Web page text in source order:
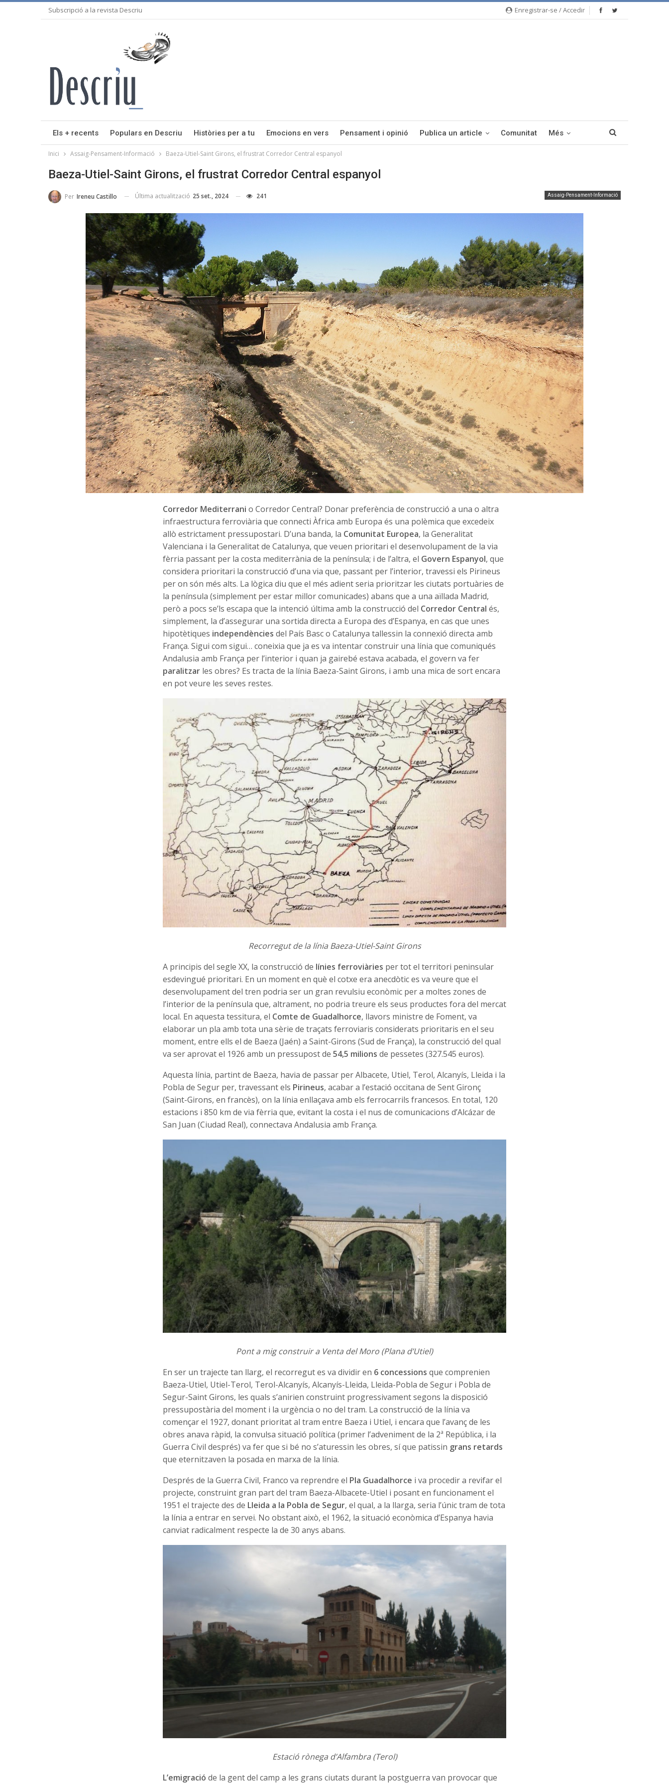
Enregistrar-se / Accedir
Subscripció a la revista Descriu
Els + recents Populars en Descriu Històries per a tu Emocions en vers Pensament i opinió Publica un article Comunitat Més
Inici Assaig-Pensament-Informació Baeza-Utiel-Saint Girons, el frustrat Corredor Central espanyol
Baeza-Utiel-Saint Girons, el frustrat Corredor Central espanyol
Assaig-Pensament-Informació
Per Ireneu Castillo Última actualització 25 set., 2024 241
Corredor Mediterrani o Corredor Central? Donar preferència de construcció a una o altra
infraestructura ferroviària que connecti Àfrica amb Europa és una polèmica que excedeix
allò estrictament pressupostari. D’una banda, la Comunitat Europea, la Generalitat
Valenciana i la Generalitat de Catalunya, que veuen prioritari el desenvolupament de la via
fèrria passant per la costa mediterrània de la península; i de l’altra, el Govern Espanyol, que
considera prioritari la construcció d’una via que, passant per l’interior, travessi els Pirineus
per on són més alts. La lògica diu que el més adient seria prioritzar les ciutats portuàries de
la península (simplement per estar millor comunicades) abans que a una aïllada Madrid,
però a pocs se’ls escapa que la intenció última amb la construcció del Corredor Central és,
simplement, la d’assegurar una sortida directa a Europa des d’Espanya, en cas que unes
hipotètiques independències del País Basc o Catalunya tallessin la connexió directa amb
França. Sigui com sigui… coneixia que ja es va intentar construir una línia que comuniqués
Andalusia amb França per l’interior i quan ja gairebé estava acabada, el govern va fer
paralitzar les obres? Es tracta de la línia Baeza-Saint Girons, i amb una mica de sort encara
en pot veure les seves restes.
Recorregut de la línia Baeza-Utiel-Saint Girons
A principis del segle XX, la construcció de línies ferroviàries per tot el territori peninsular
esdevingué prioritari. En un moment en què el cotxe era anecdòtic es va veure que el
desenvolupament del tren podria ser un gran revulsiu econòmic per a moltes zones de
l’interior de la península que, altrament, no podria treure els seus productes fora del mercat
local. En aquesta tessitura, el Comte de Guadalhorce, llavors ministre de Foment, va
elaborar un pla amb tota una sèrie de traçats ferroviaris considerats prioritaris en el seu
moment, entre ells el de Baeza (Jaén) a Saint-Girons (Sud de França), la construcció del qual
va ser aprovat el 1926 amb un pressupost de 54,5 milions de pessetes (327.545 euros).
Aquesta línia, partint de Baeza, havia de passar per Albacete, Utiel, Terol, Alcanyís, Lleida i la
Pobla de Segur per, travessant els Pirineus, acabar a l’estació occitana de Sent Gironç
(Saint-Girons, en francès), on la línia enllaçava amb els ferrocarrils francesos. En total, 120
estacions i 850 km de via fèrria que, evitant la costa i el nus de comunicacions d’Alcázar de
San Juan (Ciudad Real), connectava Andalusia amb França.
Pont a mig construir a Venta del Moro (Plana d’Utiel)
En ser un trajecte tan llarg, el recorregut es va dividir en 6 concessions que comprenien
Baeza-Utiel, Utiel-Terol, Terol-Alcanyís, Alcanyís-Lleida, Lleida-Pobla de Segur i Pobla de
Segur-Saint Girons, les quals s’anirien construint progressivament segons la disposició
pressupostària del moment i la urgència o no del tram. La construcció de la línia va
començar el 1927, donant prioritat al tram entre Baeza i Utiel, i encara que l’avanç de les
obres anava ràpid, la convulsa situació política (primer l’adveniment de la 2ª República, i la
Guerra Civil després) va fer que si bé no s’aturessin les obres, sí que patissin grans retards
que eternitzaven la posada en marxa de la línia.
Després de la Guerra Civil, Franco va reprendre el Pla Guadalhorce i va procedir a revifar el
projecte, construint gran part del tram Baeza-Albacete-Utiel i posant en funcionament el
1951 el trajecte des de Lleida a la Pobla de Segur, el qual, a la llarga, seria l’únic tram de tota
la línia a entrar en servei. No obstant això, el 1962, la situació econòmica d’Espanya havia
canviat radicalment respecte la de 30 anys abans.
Estació rònega d’Alfambra (Terol)
L’emigració de la gent del camp a les grans ciutats durant la postguerra van provocar que